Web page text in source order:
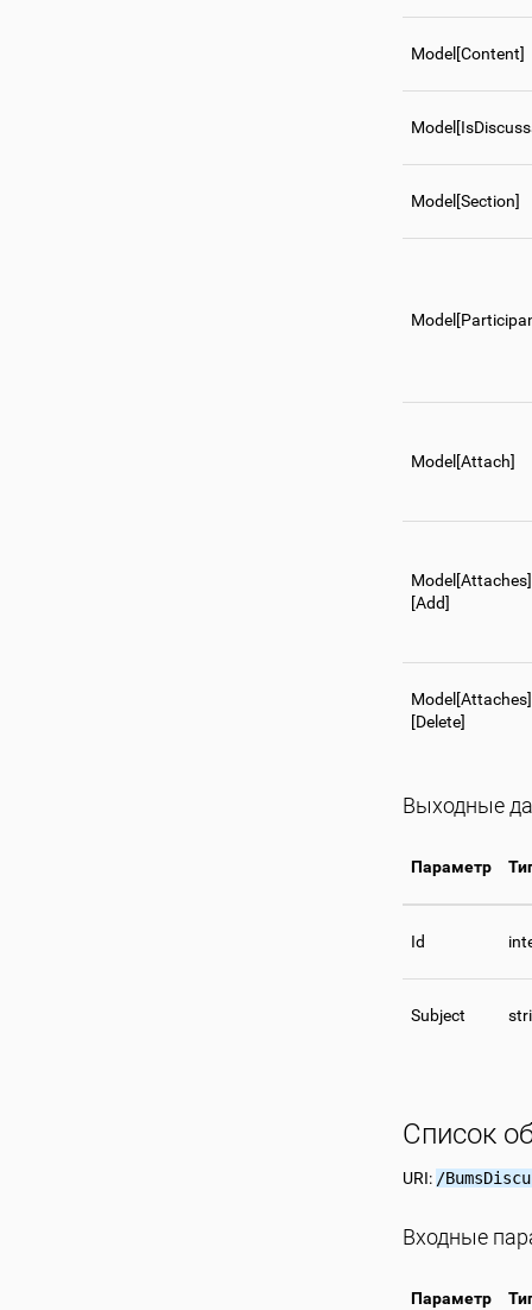
Model[Content]
Model[Section]
Model[Attach]
Model[Attaches]
[Add]
Model[Attaches]
[Delete]
Выходные
Параметр
Id
Subject
Список
URI: /
Входные
Параметр